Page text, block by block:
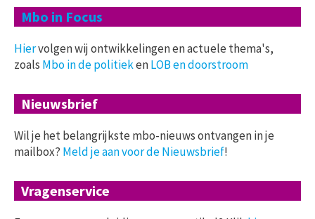
Mbo in Focus
Hiervolgen wij ontwikkelingen en actuele thema's,
zoals Mbo in de politiekenLOB en doorstroom
Nieuwsbrief
Wil je het belangrijkste mbo-nieuws ontvangen in je
mailbox? Meld je aan voor de Nieuwsbrief!
Vragenservice